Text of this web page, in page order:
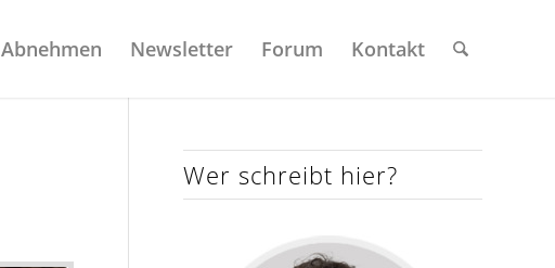
Abnehmen Newsletter Forum Kontakt
Wer schreibt hier?